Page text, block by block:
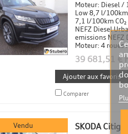
Moteur: Diesel /
Low 8,7 l/
7,1 l/100km
NEFZ Diesel
emissions
Moteur: 4 roues
39 681,51 €
Ajouter aux favoris
Comparer
Vendu SKODA Citigo